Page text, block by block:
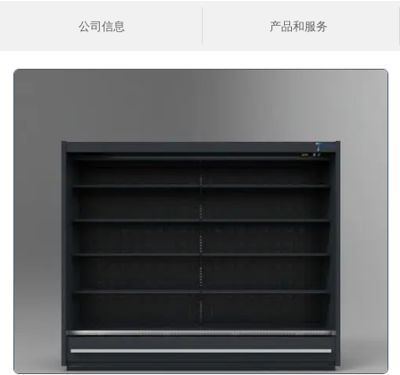
公司信息 产品和服务